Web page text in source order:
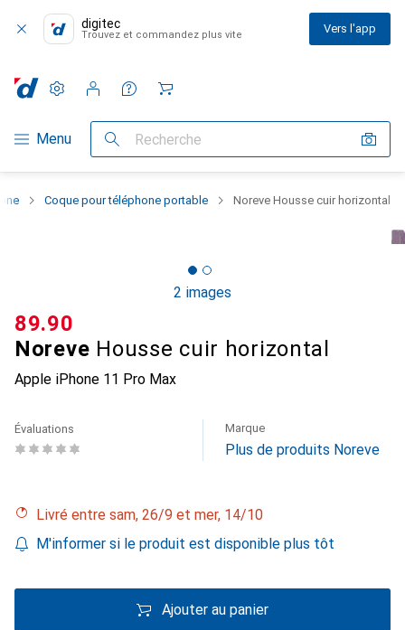
digitec
Trouvez et commandez plus vite Vers l'app
Navigation par catégorie
Menu Recherche
Paramètres
Compte client
Listes de comparaison
Listes d'envies
Panier
Coque pour téléphone portable Noreve Housse cuir horizontal
2 images
Noreve Housse cuir horizontal
Apple iPhone 11 Pro Max
CHF
89.90
Évaluations Marque
Plus de produits Noreve
Livré entre sam, 26/9 et mer, 14/10
M'informer si le produit est disponible plus tôt
Ajouter au panier